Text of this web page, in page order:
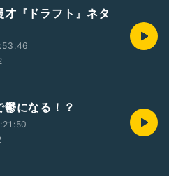
才『ドラフト』ネタ
鬱になる！？